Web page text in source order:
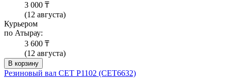
3 000 ₸
(12 августа)
Курьером
по Атырау:
3 600 ₸
(12 августа)
В корзину
Резиновый вал CET P1102 (CET6632)